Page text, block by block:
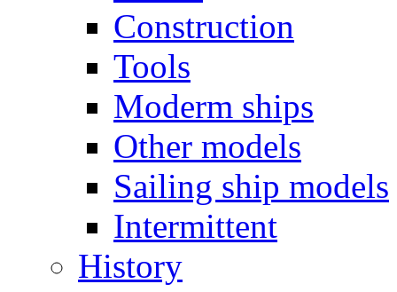
Construction
Tools
Moderm ships
Other models
Sailing ship models
Intermittent
History